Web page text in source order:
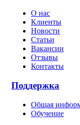
О нас
Клиенты
Новости
Статьи
Вакансии
Отзывы
Контакты
Поддержка
Общая
Обучение